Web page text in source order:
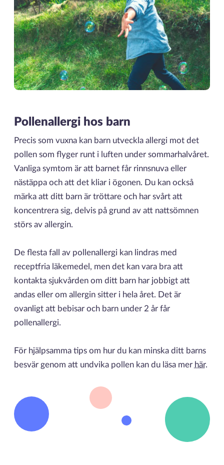
Pollenallergi hos barn
Precis som vuxna kan barn utveckla allergi mot det
pollen som flyger runt i luften under sommarhalvåret.
Vanliga symtom är att barnet får rinnsnuva eller
nästäppa och att det kliar i ögonen. Du kan också
märka att ditt barn är tröttare och har svårt att
koncentrera sig, delvis på grund av att nattsömnen
störs av allergin.
De flesta fall av pollenallergi kan lindras med
receptfria läkemedel, men det kan vara bra att
kontakta sjukvården om ditt barn har jobbigt att
andas eller om allergin sitter i hela året. Det är
ovanligt att bebisar och barn under 2 år får
pollenallergi.
För hjälpsamma tips om hur du kan minska ditt barns
besvär genom att undvika pollen kan du läsa mer här.